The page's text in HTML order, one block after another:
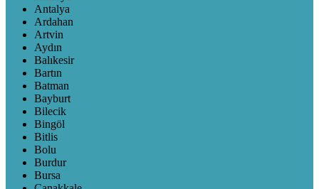
Antalya
Ardahan
Artvin
Aydın
Balıkesir
Bartın
Batman
Bayburt
Bilecik
Bingöl
Bitlis
Bolu
Burdur
Bursa